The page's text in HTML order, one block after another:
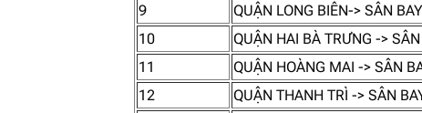
9
QUẬN LONG BIÊN-> SÂN
10
QUẬN HAI BÀ TRƯNG ->
11
QUẬN HOÀNG MAI -> SÂN
12
QUẬN THANH TRÌ -> SÂN